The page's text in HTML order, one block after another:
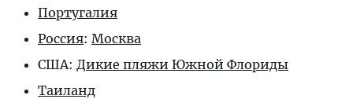
Португалия
Россия: Москва
США: Дикие пляжи Южной Флориды
Таиланд